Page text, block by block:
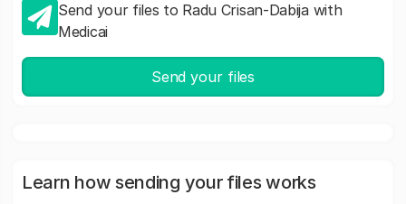
Send your files to Radu Crisan-Dabija with
Medicai
Send your files
Learn how sending your files works